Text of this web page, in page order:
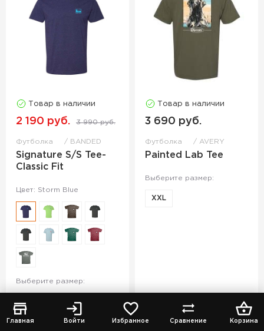
Главная Войти Избранное Сравнение Корзина
Товар в наличии
2 190 руб. 3 990 руб.
Футболка BANDED
Signature S/S Tee-
Classic Fit
Цвет: Storm Blue
Выберите размер:
Товар в наличии
3 690 руб.
Футболка AVERY
Painted Lab Tee
Выберите размер:
XXL